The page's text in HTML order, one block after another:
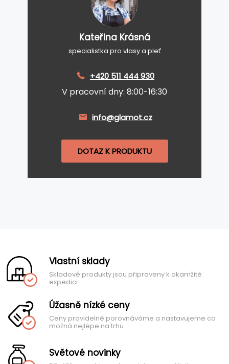
Kateřina Krásná
specialistka pro vlasy a pleť
+420 511 444 930
V pracovní dny: 8:00-16:30
info@glamot.cz
DOTAZ K PRODUKTU
Vlastní sklady
Skladové produkty jsou připraveny k okamžité
expedici
Úžasně nízké ceny
Ceny pravidelně porovnáváme a nastavujeme co
možná nejlépe na trhu
Světové novinky